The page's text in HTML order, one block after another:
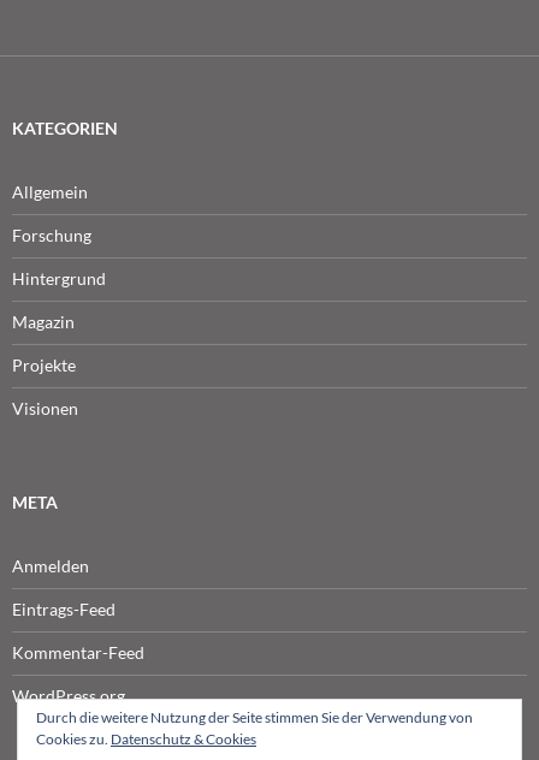
KATEGORIEN
Allgemein
Forschung
Hintergrund
Magazin
Projekte
Visionen
META
Anmelden
Eintrags-Feed
Kommentar-Feed
WordPress.org
Durch die weitere Nutzung der Seite stimmen Sie der Verwendung von
Cookies zu. Datenschutz & Cookies